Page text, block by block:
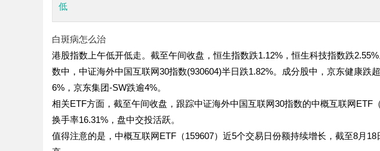
低
白斑病怎么治
港股指数上午低开低走。截至午间收盘，恒生指数跌1.12%，恒生科技指数跌
数中，中证海外中国互联网30指数(930604)半日跌1.82%。成分股中，京东健康跌
6%，京东集团-SW跌逾4%。
相关ETF方面，截至午间收盘，跟踪中证海外中国互联网30指数的中概互联网ETF
换手率16.31%，盘中交投活跃。
值得注意的是，中概互联网ETF（159607）近5个交易日份额持续增长，截至8月